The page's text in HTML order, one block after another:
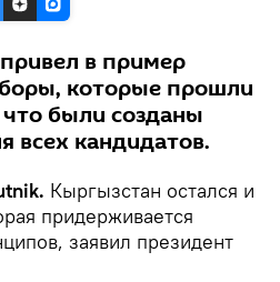
в пример
которые прошли
были созданы
всех кандидатов.
Кыргызстан остался и
придерживается
заявил президент